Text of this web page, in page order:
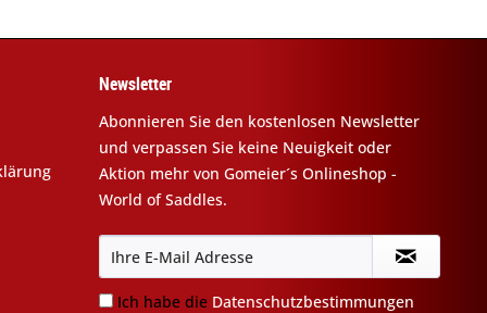
Newsletter
Abonnieren Sie den kostenlosen Newsletter
und verpassen Sie keine Neuigkeit oder
Aktion mehr von Gomeier´s Onlineshop -
World of Saddles.
Ich habe die Datenschutzbestimmungen